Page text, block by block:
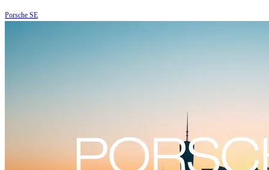
Porsche SE